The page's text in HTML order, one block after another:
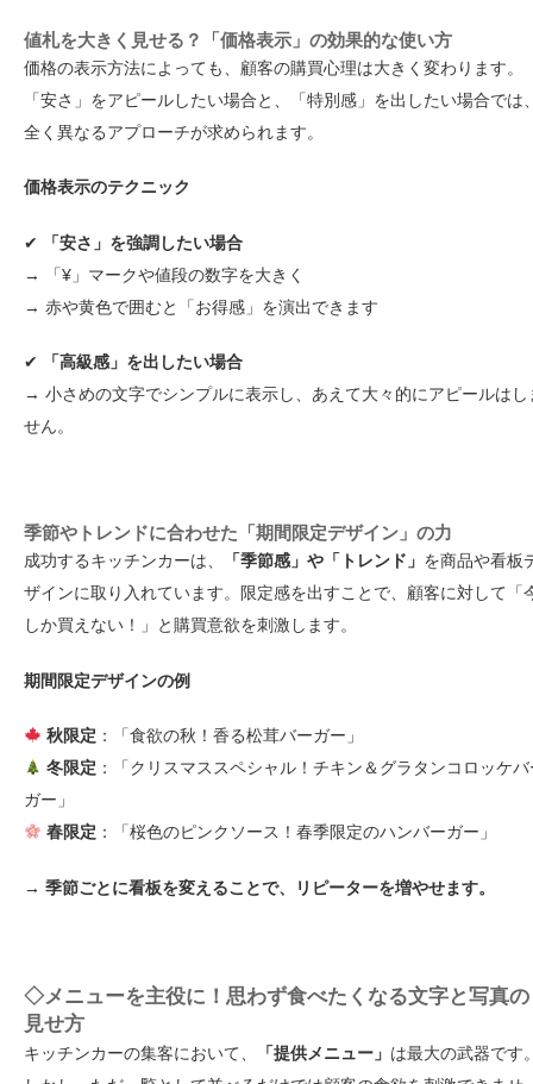
値札を大きく見せる？「価格表示」の効果的な使い方
価格の表示方法によっても、顧客の購買心理は大きく変わります。
「安さ」をアピールしたい場合と、「特別感」を出したい場合では
全く異なるアプローチが求められます。
価格表示のテクニック
✔
「安さ」を強調したい場合
→
「¥」マークや値段の数字を大きく
→ 赤や黄色で囲むと「お得感」を演出できます
✔
「高級感」を出したい場合
→ 小さめの文字でシンプルに表示し、あえて大々的にアピールはし
せん。
季節やトレンドに合わせた「期間限定デザイン」の力
成功するキッチンカーは、 「季節感」や「トレンド」 を商品や看板
ザインに取り入れています。限定感を出すことで、顧客に対して「
しか買えない！」と購買意欲を刺激します。
期間限定デザインの例
秋限定 ：「食欲の秋！香る松茸バーガー」
冬限定 ：「クリスマススペシャル！チキン＆グラタンコロッケバ
ガー」
春限定 ：「桜色のピンクソース！春季限定のハンバーガー」
→ 季節ごとに看板を変えることで、リピーターを増やせます。
◇メニューを主役に！思わず食べたくなる文字と写真の
見せ方
キッチンカーの集客において、 「提供メニュー」 は最大の武器です